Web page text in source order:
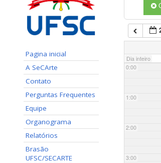
Pagina inicial
A SeCArte
Contato
Perguntas Frequentes
Equipe
Organograma
Relatórios
Brasão
UFSC/SECARTE
Dia inteiro
0:00
1:00
2:00
3:00